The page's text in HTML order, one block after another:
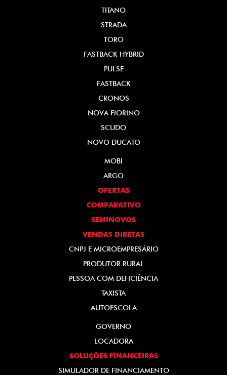
TITANO
STRADA
TORO
FASTBACK HYBRID
PULSE
FASTBACK
CRONOS
NOVA FIORINO
SCUDO
NOVO DUCATO
MOBI
ARGO
OFERTAS
COMPARATIVO
SEMINOVOS
VENDAS DIRETAS
CNPJ E MICROEMPRESÁRIO
PRODUTOR RURAL
PESSOA COM DEFICIÊNCIA
TAXISTA
AUTOESCOLA
GOVERNO
LOCADORA
SOLUÇÕES FINANCEIRAS
SIMULADOR DE FINANCIAMENTO